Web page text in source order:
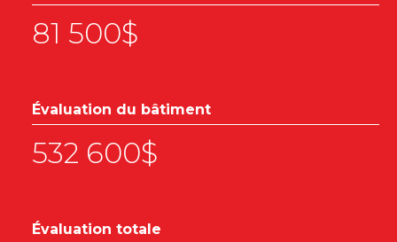
81 500$
Évaluation du bâtiment
532 600$
Évaluation totale